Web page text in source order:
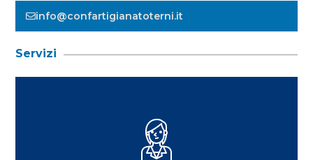
info@confartigianatoterni.it
Servizi